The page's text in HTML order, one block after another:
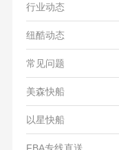
行业动态
纽酷动态
常见问题
美森快船
以星快船